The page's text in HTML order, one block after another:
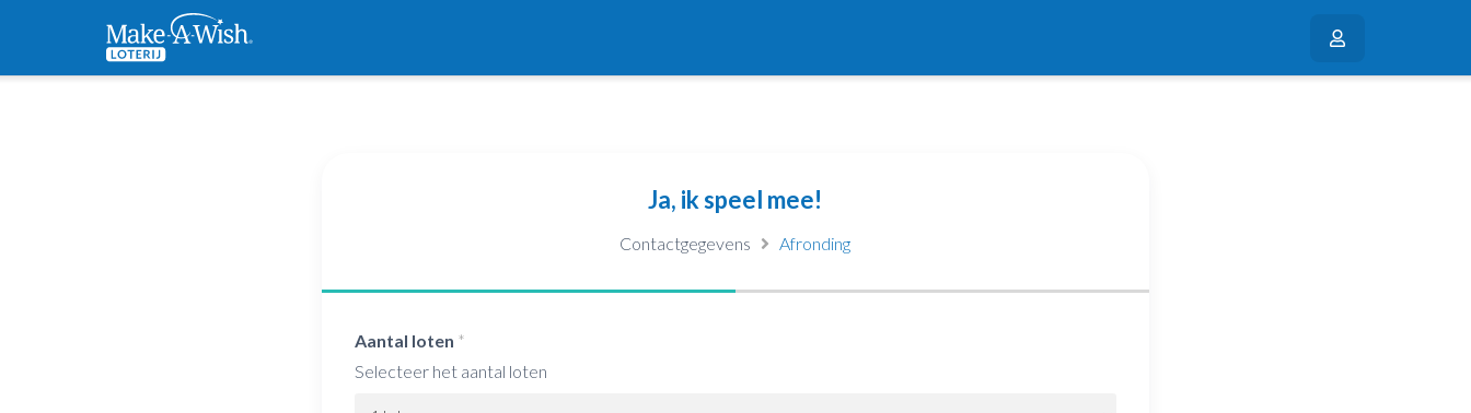
Ja, ik speel mee!
Contactgegevens Afronding
Aantal loten *
Selecteer het aantal loten